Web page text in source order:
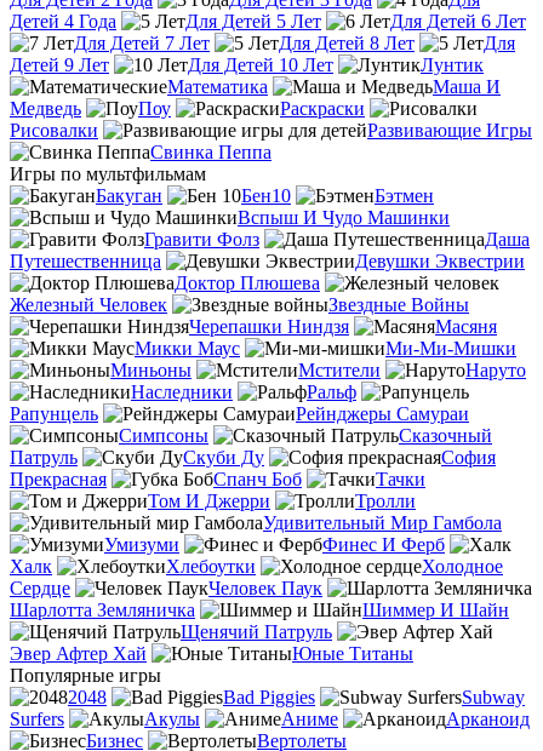
Детей 4 Года
Для Детей 5 Лет
Для Детей 6 Лет
Для Детей 7 Лет
Для Детей 8 Лет
Для
Детей 9 Лет
Для Детей 10 Лет
Лунтик
Математика
Маша И
Медведь
Поу
Раскраски
Рисовалки
Развивающие Игры
Свинка Пеппа
Игры по мультфильмам
Бакуган
Бен10
Бэтмен
Вспыш И Чудо Машинки
Гравити Фолз
Даша
Путешественница
Девушки Эквестрии
Доктор Плюшева
Железный Человек
Звездные Войны
Черепашки Ниндзя
Масяня
Микки Маус
Ми-Ми-Мишки
Миньоны
Мстители
Наруто
Наследники
Ральф
Рапунцель
Рейнджеры Самураи
Симпсоны
Сказочный
Патруль
Скуби Ду
София
Прекрасная
Спанч Боб
Тачки
Том И Джерри
Тролли
Удивительный Мир Гамбола
Умизуми
Финес И Ферб
Халк
Хлебоутки
Холодное
Сердце
Человек Паук
Шарлотта Земляничка
Шиммер И Шайн
Щенячий Патруль
Эвер Афтер Хай
Юные Титаны
Популярные игры
2048
Bad Piggies
Subway
Surfers
Акулы Аниме
Арканоид
Бизнес
Вертолеты